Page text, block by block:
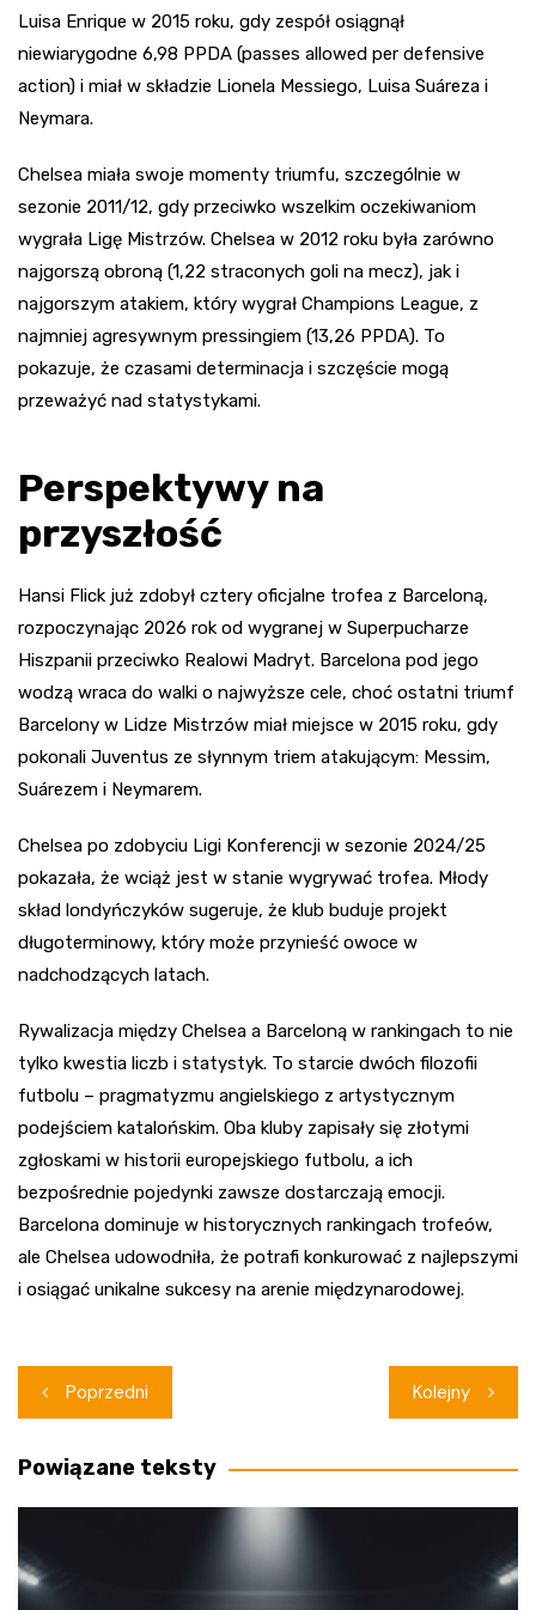
Luisa Enrique w 2015 roku, gdy zespół osiągnął
niewiarygodne 6,98 PPDA (passes allowed per defensive
action) i miał w składzie Lionela Messiego, Luisa Suáreza i
Neymara.
Chelsea miała swoje momenty triumfu, szczególnie w
sezonie 2011/12, gdy przeciwko wszelkim oczekiwaniom
wygrała Ligę Mistrzów. Chelsea w 2012 roku była zarówno
najgorszą obroną (1,22 straconych goli na mecz), jak i
najgorszym atakiem, który wygrał Champions League, z
najmniej agresywnym pressingiem (13,26 PPDA). To
pokazuje, że czasami determinacja i szczęście mogą
przeważyć nad statystykami.
Perspektywy na
przyszłość
Hansi Flick już zdobył cztery oficjalne trofea z Barceloną,
rozpoczynając 2026 rok od wygranej w Superpucharze
Hiszpanii przeciwko Realowi Madryt. Barcelona pod jego
wodzą wraca do walki o najwyższe cele, choć ostatni triumf
Barcelony w Lidze Mistrzów miał miejsce w 2015 roku, gdy
pokonali Juventus ze słynnym triem atakującym: Messim,
Suárezem i Neymarem.
Chelsea po zdobyciu Ligi Konferencji w sezonie 2024/25
pokazała, że wciąż jest w stanie wygrywać trofea. Młody
skład londyńczyków sugeruje, że klub buduje projekt
długoterminowy, który może przynieść owoce w
nadchodzących latach.
Rywalizacja między Chelsea a Barceloną w rankingach to nie
tylko kwestia liczb i statystyk. To starcie dwóch filozofii
futbolu – pragmatyzmu angielskiego z artystycznym
podejściem katalońskim. Oba kluby zapisały się złotymi
zgłoskami w historii europejskiego futbolu, a ich
bezpośrednie pojedynki zawsze dostarczają emocji.
Barcelona dominuje w historycznych rankingach trofeów,
ale Chelsea udowodniła, że potrafi konkurować z najlepszymi
i osiągać unikalne sukcesy na arenie międzynarodowej.
Nawigacja
wpisu
Poprzedni Kolejny
Powiązane teksty